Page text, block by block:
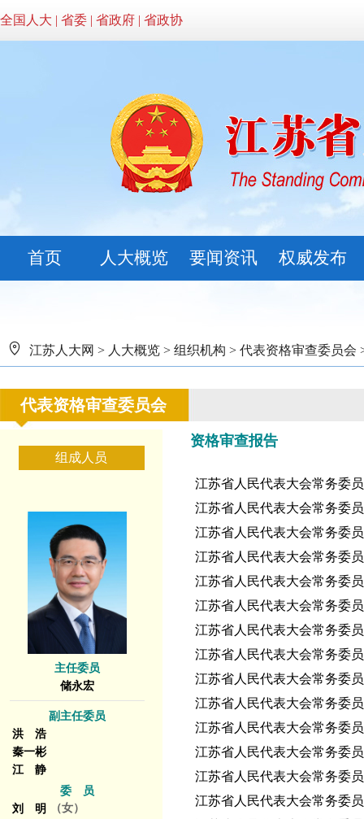
全国人大 | 省委 | 省政府 | 省政协
首页 人大概览 要闻资讯 权威发布
江苏人大网 > 人大概览 > 组织机构 > 代表资格审查委员会
代表资格审查委员会
组成人员
主任委员
储永宏
副主任委员
洪 浩
秦一彬
江 静
委 员
刘 明
（女）
资格审查报告
江苏省人民代表大会常务委
江苏省人民代表大会常务委
江苏省人民代表大会常务委
江苏省人民代表大会常务委
江苏省人民代表大会常务委
江苏省人民代表大会常务委
江苏省人民代表大会常务委
江苏省人民代表大会常务委
江苏省人民代表大会常务委
江苏省人民代表大会常务委
江苏省人民代表大会常务委
江苏省人民代表大会常务委
江苏省人民代表大会常务委
江苏省人民代表大会常务委